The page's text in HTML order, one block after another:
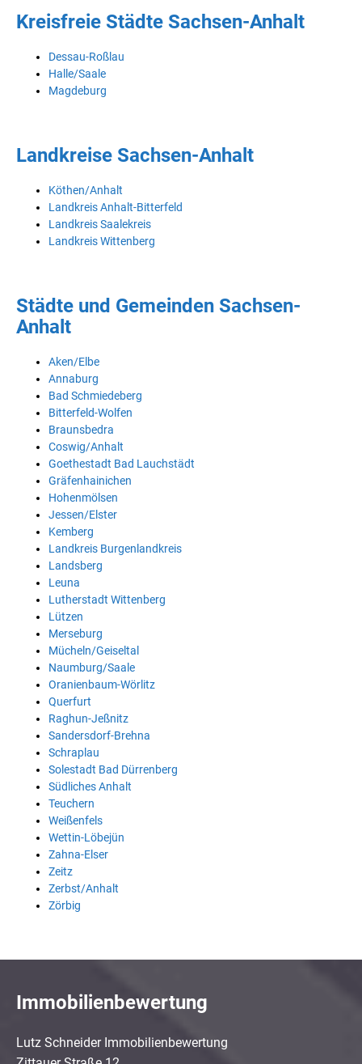
Kreisfreie Städte Sachsen-Anhalt
Dessau-Roßlau
Halle/Saale
Magdeburg
Landkreise Sachsen-Anhalt
Köthen/Anhalt
Landkreis Anhalt-Bitterfeld
Landkreis Saalekreis
Landkreis Wittenberg
Städte und Gemeinden Sachsen-
Anhalt
Aken/Elbe
Annaburg
Bad Schmiedeberg
Bitterfeld-Wolfen
Braunsbedra
Coswig/Anhalt
Goethestadt Bad Lauchstädt
Gräfenhainichen
Hohenmölsen
Jessen/Elster
Kemberg
Landkreis Burgenlandkreis
Landsberg
Leuna
Lutherstadt Wittenberg
Lützen
Merseburg
Mücheln/Geiseltal
Naumburg/Saale
Oranienbaum-Wörlitz
Querfurt
Raghun-Jeßnitz
Sandersdorf-Brehna
Schraplau
Solestadt Bad Dürrenberg
Südliches Anhalt
Teuchern
Weißenfels
Wettin-Löbejün
Zahna-Elser
Zeitz
Zerbst/Anhalt
Zörbig
Immobilienbewertung
Lutz Schneider Immobilienbewertung